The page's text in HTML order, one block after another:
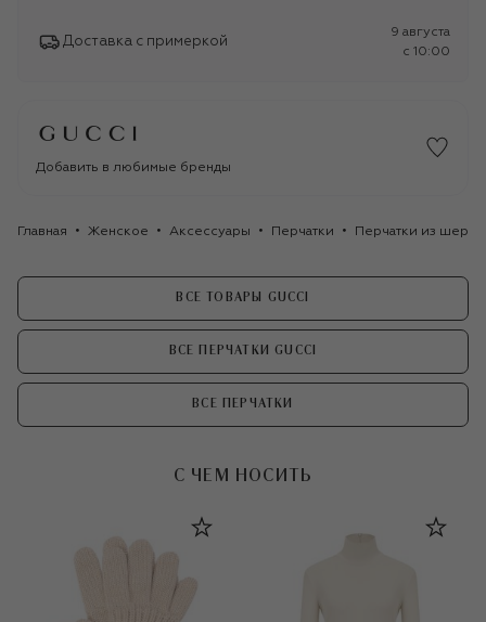
Доставка с примеркой
9 августа
c 10:00
Добавить в любимые бренды
Главная Женское Аксессуары Перчатки Перчатки из
ВСЕ ТОВАРЫ GUCCI
ВСЕ ПЕРЧАТКИ GUCCI
ВСЕ ПЕРЧАТКИ
С ЧЕМ НОСИТЬ